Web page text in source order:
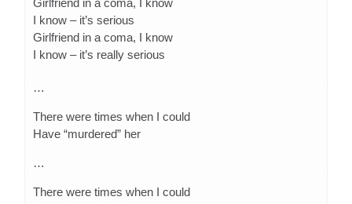
I know – it’s serious
Girlfriend in a coma, I know
I know – it’s really serious
…
There were times when I could
Have “murdered” her
…
There were times when I could